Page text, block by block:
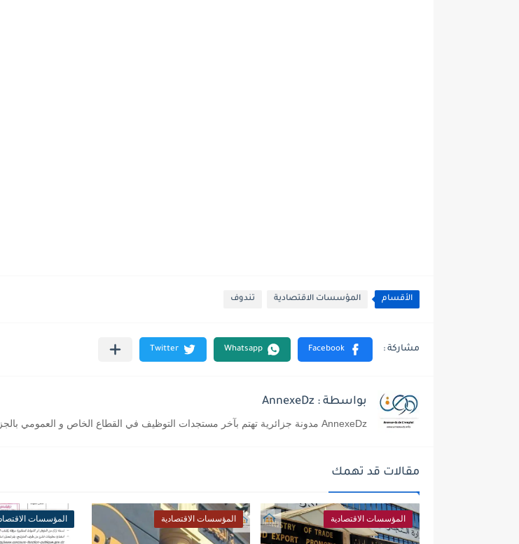
الأقسام المؤسسات الاقتصادية تندوف
بواسطة : AnnexeDz
AnnexeDz مدونة جزائرية تهتم بآخر مستجدات التوظيف في القطاع الخاص و العمومي بالجزائر
مقالات قد تهمك
المؤسسات الاقتصادية المؤسسات الاقتصادية المؤسسات